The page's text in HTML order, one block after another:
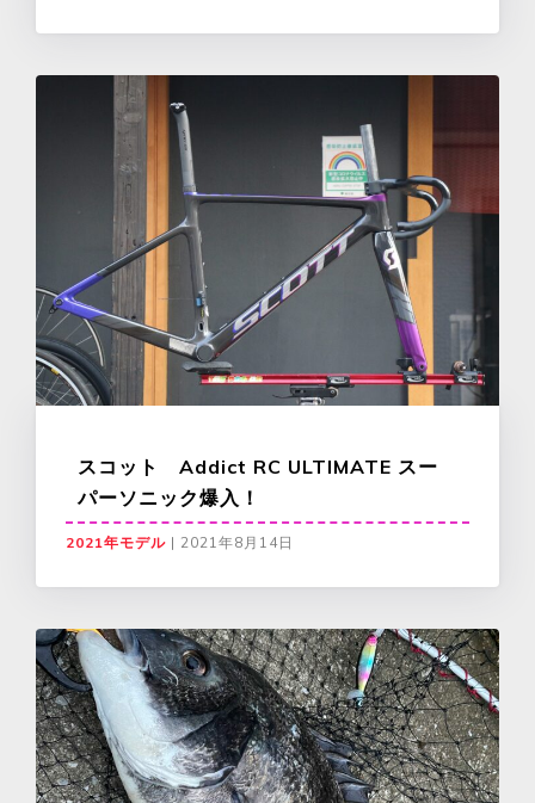
スコット Addict RC ULTIMATE スー
パーソニック爆入！
2021年モデル | 2021年8月14日